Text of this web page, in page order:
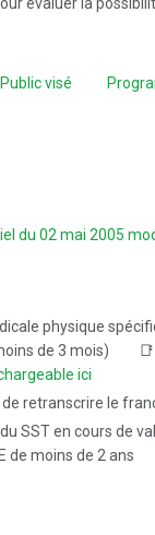
Public visé
du 02 mai 2005
physique
de 3 mois) 📑
ici
de retranscrire le
SST en cours de
de moins de 2 ans